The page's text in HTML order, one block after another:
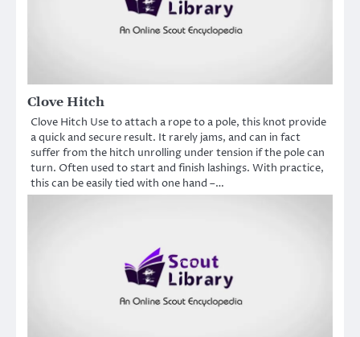
Clove Hitch
Clove Hitch Use to attach a rope to a pole, this knot provide
a quick and secure result. It rarely jams, and can in fact
suffer from the hitch unrolling under tension if the pole can
turn. Often used to start and finish lashings. With practice,
this can be easily tied with one hand –…